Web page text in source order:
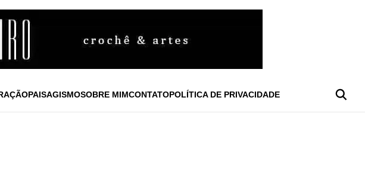
PAISAGISMOSOBRE MIMCONTATOPOLÍTICA DE PRIVACIDADE